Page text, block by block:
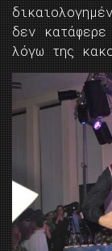
δεν
λόγω της